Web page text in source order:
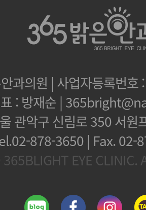
과의원 | 사업자등록번
: 방재순 |
관악구 신림로 350 서원
878-3650 | Fax.02-
EYE